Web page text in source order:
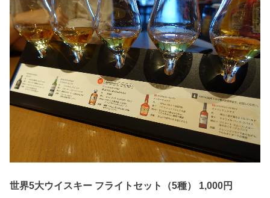
世界5大ウイスキー フライトセット（5種） 1,000円